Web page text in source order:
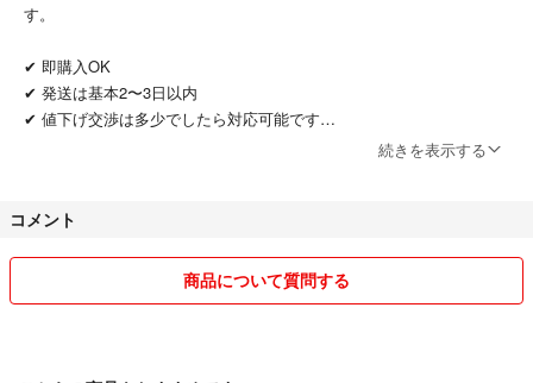
す。
✔ 即購入OK
✔ 発送は基本2〜3日以内
✔ 値下げ交渉は多少でしたら対応可能です
商品はすべて自宅保管・中古品となりますので、
丁寧なお取引を心がけております。
続きを表示する
コメント
商品について質問する